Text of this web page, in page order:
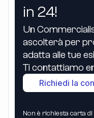
in 24!
Un
ascolterà per
adatta alle tue
Ti contattiamo
Richiedi la
Non è richiesta carta